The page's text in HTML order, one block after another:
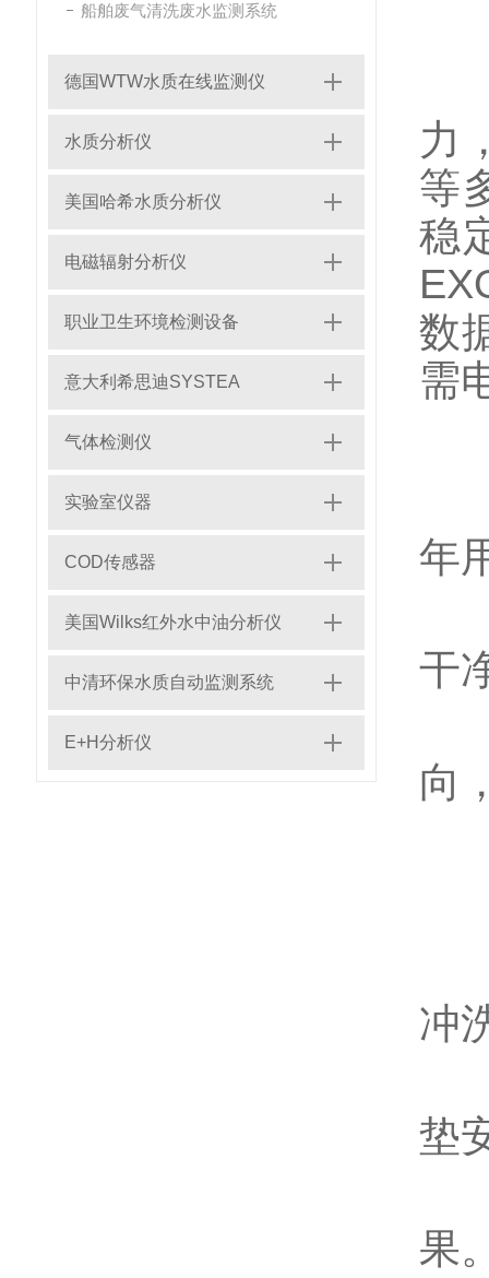
船舶废气清洗废水监测系统
德国WTW水质在线监测仪
水质分析仪
美国哈希水质分析仪
电磁辐射分析仪
职业卫生环境检测设备
意大利希思迪SYSTEA
气体检测仪
实验室仪器
COD传感器
美国Wilks红外水中油分析仪
中清环保水质自动监测系统
E+H分析仪
力
等
稳
数
需
年
干
向
冲
垫
果